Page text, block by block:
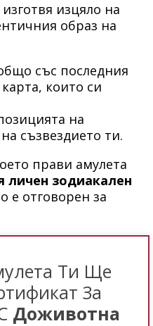
изцяло на
образ на
със последния
които си
на
съзвездието ти.
прави амулета
личен зодиакален
е отговорен за
Ти Ще
За
Доживотна